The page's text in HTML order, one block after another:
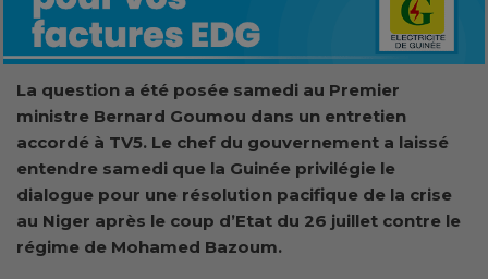
La question a été posée samedi au Premier
ministre Bernard Goumou dans un entretien
accordé à TV5. Le chef du gouvernement a laissé
entendre samedi que la Guinée privilégie le
dialogue pour une résolution pacifique de la crise
au Niger après le coup d’Etat du 26 juillet contre le
régime de Mohamed Bazoum.